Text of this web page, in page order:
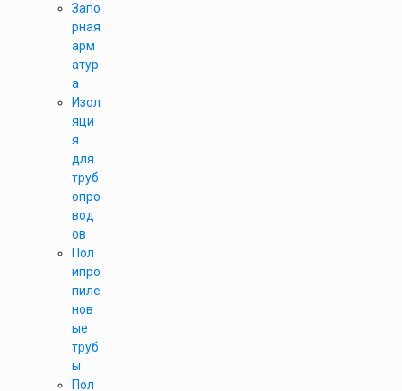
Запо
рная
арм
атур
а
Изол
яци
я
для
труб
опро
вод
ов
Пол
ипро
пиле
нов
ые
труб
ы
Пол